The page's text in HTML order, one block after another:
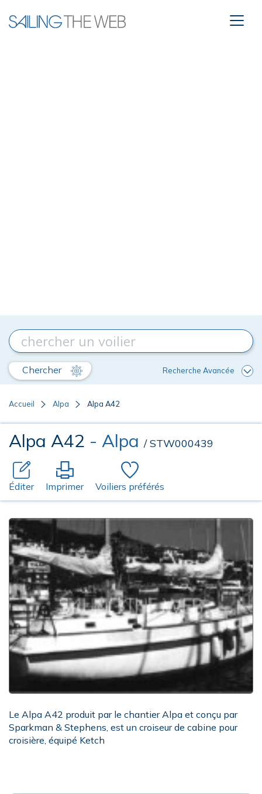
Chercher Recherche Avancée
Accueil Alpa Alpa A42
Alpa A42 - Alpa / STW000439
Éditer Imprimer Voiliers préférés
Le Alpa A42 produit par le chantier Alpa et conçu par
Sparkman & Stephens, est un croiseur de cabine pour
croisière, équipé Ketch